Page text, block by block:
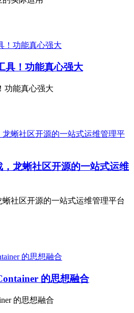
具！功能真心强大
功能真心强大
龙蜥社区开源的一站式运维
社区开源的一站式运维管理平台
的思想融合
的思想融合